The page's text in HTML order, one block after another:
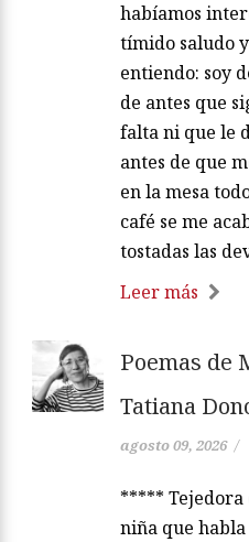
habíamos
tímido saludo
entiendo: soy
de antes que
falta ni que le
antes de que
en la mesa
café se me
tostadas las
Leer más
Poemas de
Tatiana
agosto 09, 2026 /
***** Tejedora
niña que